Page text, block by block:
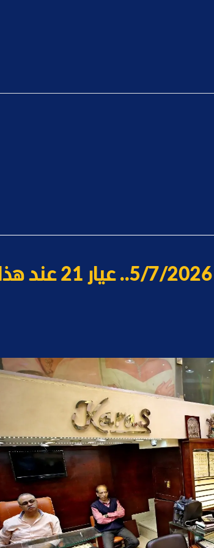
سعر الذهب في الأردن اليوم الأحد 5/7/2026.. عيار 21